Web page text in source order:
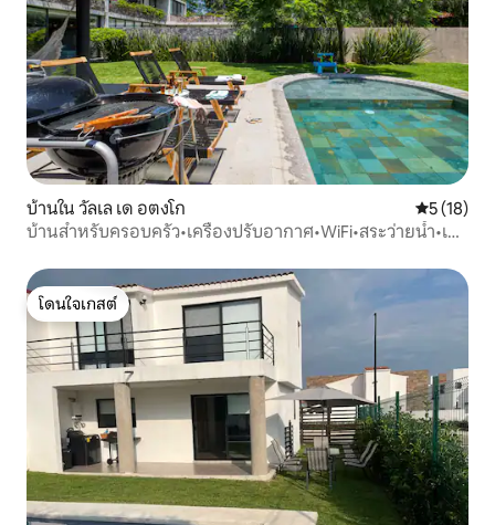
บ้านใน วัลเล เด อตงโก คะแนนเฉลี่
5 (18)
บ้านสำหรับครอบครัว•เครื่องปรับอากาศ•WiFi•สระว่ายน้ำ•เตา
โดนใจเกสต์
โดนใจเกสต์